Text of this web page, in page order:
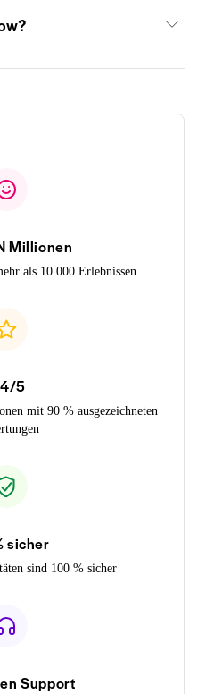
Millionen
als 10.000 Erlebnissen
5
mit 90 % ausgezeichneten
sicher
sind 100 % sicher
Support